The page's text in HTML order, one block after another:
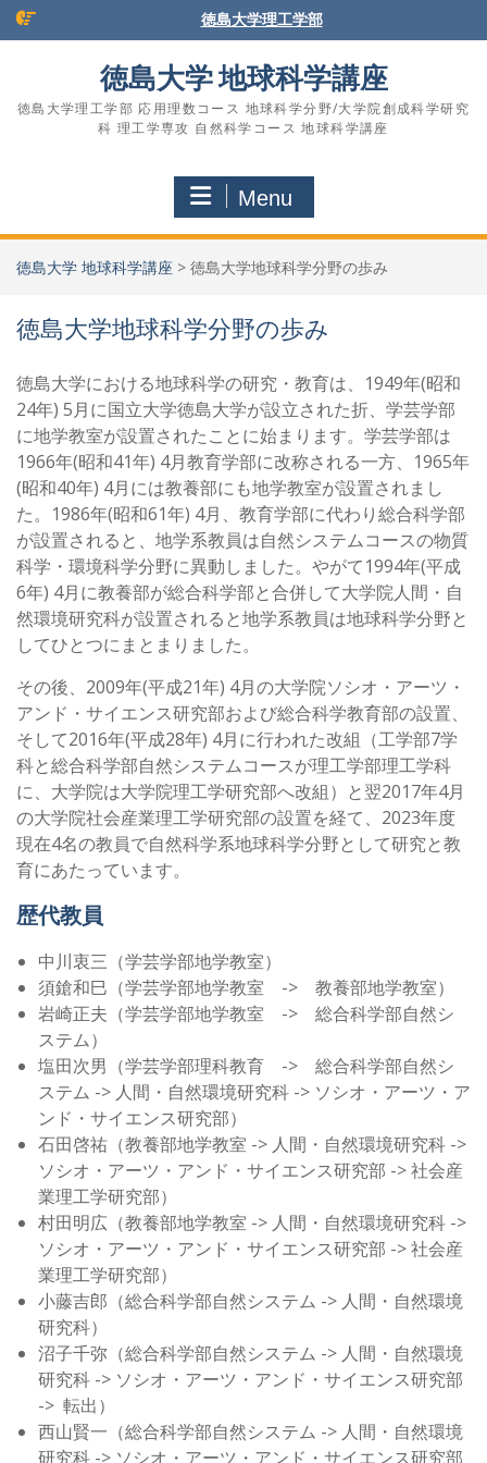
Skip
徳島大学理工学部
徳島大学 地球科学講座
徳島大学理工学部 応用理数コース 地球科学分野/大学院創成科学研究
科 理工学専攻 自然科学コース 地球科学講座
Menu
徳島大学 地球科学講座 > 徳島大学地球科学分野の歩み
徳島大学地球科学分野の歩み
徳島大学における地球科学の研究・教育は、1949年(昭和
24年) 5月に国立大学徳島大学が設立された折、学芸学部
に地学教室が設置されたことに始まります。学芸学部は
1966年(昭和41年) 4月教育学部に改称される一方、1965年
(昭和40年) 4月には教養部にも地学教室が設置されまし
た。1986年(昭和61年) 4月、教育学部に代わり総合科学部
が設置されると、地学系教員は自然システムコースの物質
科学・環境科学分野に異動しました。やがて1994年(平成
6年) 4月に教養部が総合科学部と合併して大学院人間・自
然環境研究科が設置されると地学系教員は地球科学分野と
してひとつにまとまりました。
その後、2009年(平成21年) 4月の大学院ソシオ・アーツ・
アンド・サイエンス研究部および総合科学教育部の設置、
そして2016年(平成28年) 4月に行われた改組（工学部7学
科と総合科学部自然システムコースが理工学部理工学科
に、大学院は大学院理工学研究部へ改組）と翌2017年4月
の大学院社会産業理工学研究部の設置を経て、2023年度
現在4名の教員で自然科学系地球科学分野として研究と教
育にあたっています。
歴代教員
中川衷三（学芸学部地学教室）
須鎗和巳（学芸学部地学教室 -> 教養部地学教室）
岩崎正夫（学芸学部地学教室 -> 総合科学部自然シ
ステム）
塩田次男（学芸学部理科教育 -> 総合科学部自然シ
ステム -> 人間・自然環境研究科 -> ソシオ・アーツ・ア
ンド・サイエンス研究部）
石田啓祐（教養部地学教室 -> 人間・自然環境研究科 ->
ソシオ・アーツ・アンド・サイエンス研究部 -> 社会産
業理工学研究部）
村田明広（教養部地学教室 -> 人間・自然環境研究科 ->
ソシオ・アーツ・アンド・サイエンス研究部 -> 社会産
業理工学研究部）
小藤吉郎（総合科学部自然システム -> 人間・自然環境
研究科）
沼子千弥（総合科学部自然システム -> 人間・自然環境
研究科 -> ソシオ・アーツ・アンド・サイエンス研究部
-> 転出）
西山賢一（総合科学部自然システム -> 人間・自然環境
研究科 -> ソシオ・アーツ・アンド・サイエンス研究部